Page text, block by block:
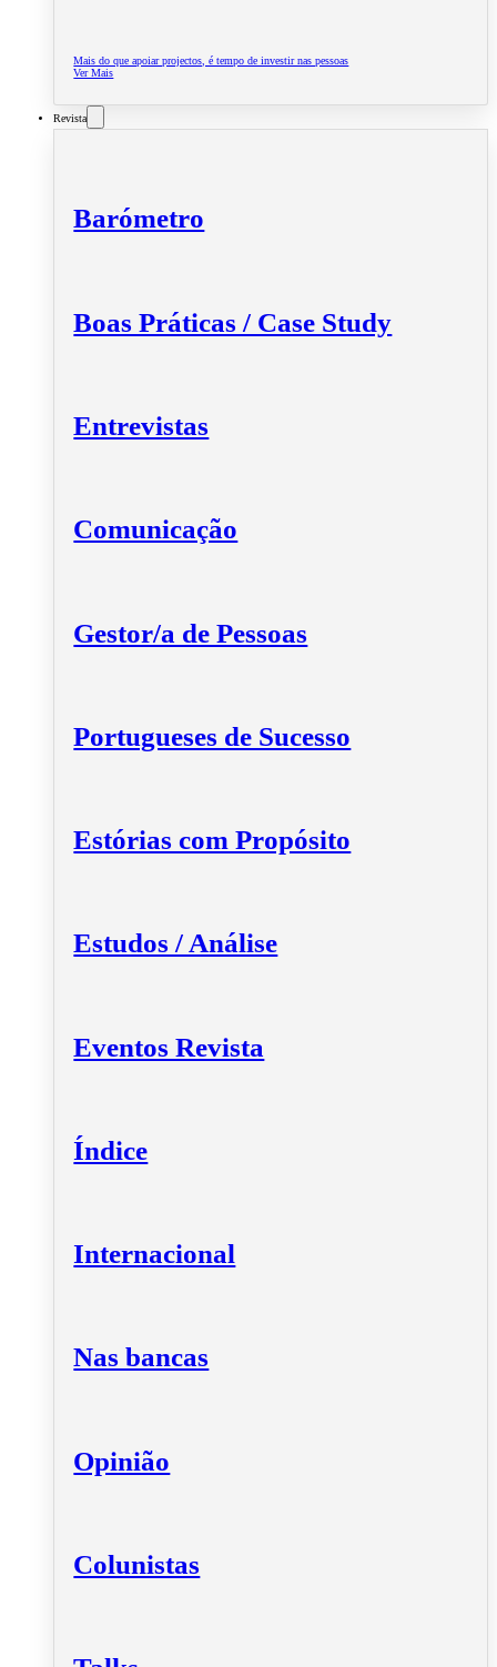
Mais do que apoiar projectos, é tempo de investir nas pessoas
Ver Mais
Revista
Barómetro
Boas Práticas / Case Study
Entrevistas
Comunicação
Gestor/a de Pessoas
Portugueses de Sucesso
Estórias com Propósito
Estudos / Análise
Eventos Revista
Índice
Internacional
Nas bancas
Opinião
Colunistas